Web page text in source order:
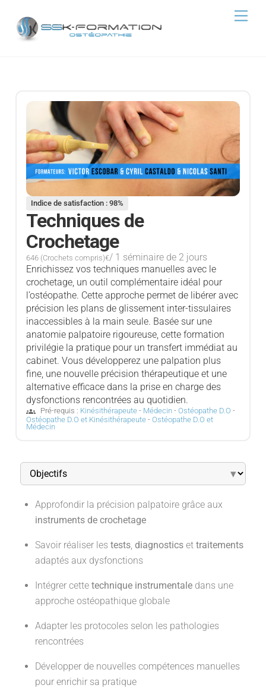
content
Indice de satisfaction : 98%
Techniques de
Crochetage
646 (Crochets compris)€/ 1 séminaire de 2 jours
Enrichissez vos techniques manuelles avec le
crochetage, un outil complémentaire idéal pour
l’ostéopathe. Cette approche permet de libérer avec
précision les plans de glissement inter-tissulaires
inaccessibles à la main seule. Basée sur une
anatomie palpatoire rigoureuse, cette formation
privilégie la pratique pour un transfert immédiat au
cabinet. Vous développerez une palpation plus
fine, une nouvelle précision thérapeutique et une
alternative efficace dans la prise en charge des
dysfonctions rencontrées au quotidien.
groups Pré-requis : Kinésithérapeute- Médecin- Ostéopathe D.O -
Ostéopathe D.O et Kinésithérapeute- Ostéopathe D.O et
Médecin
▾
Approfondir la précision palpatoire grâce aux
instruments de crochetage
Savoir réaliser lestests ,diagnostics ettraitements
adaptés aux dysfonctions
Intégrer cettetechnique instrumentale dans une
approche ostéopathique globale
Adapter les protocoles selon les pathologies
rencontrées
Développer de nouvelles compétences manuelles
pour enrichir sa pratique